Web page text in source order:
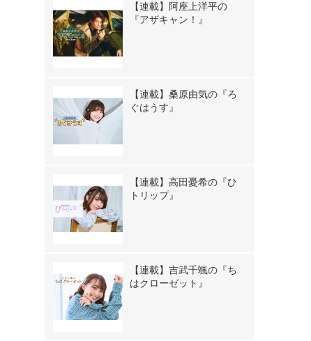
【連載】阿座上洋平の
『アザキャン！』
【連載】桑原由気の『ろ
ぐはうす』
【連載】高田憂希の『ひ
トリップ』
【連載】吉武千颯の『ち
はクローゼット』